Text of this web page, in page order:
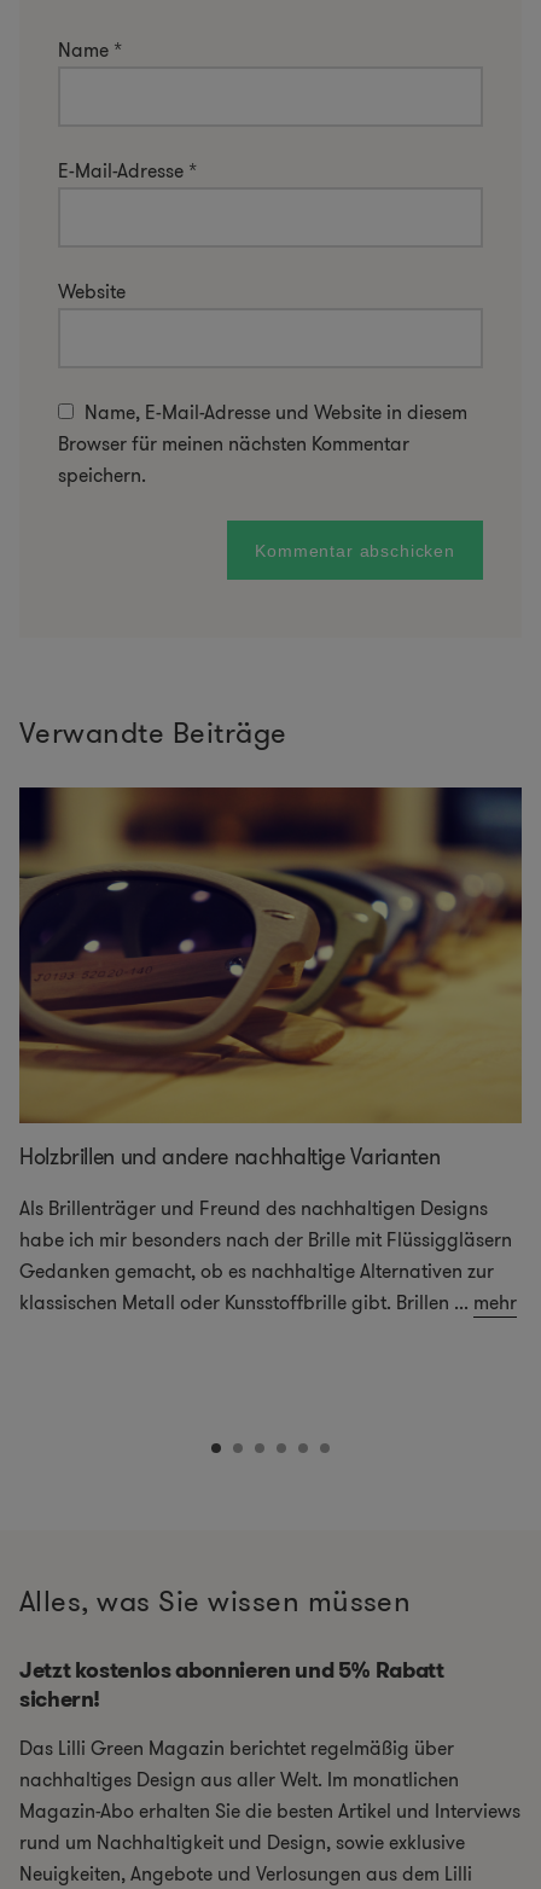
Name *
E-Mail-Adresse *
Website
Name, E-Mail-Adresse und Website in diesem
Browser für meinen nächsten Kommentar
speichern.
Verwandte Beiträge
Holzbrillen und andere nachhaltige Varianten
Als Brillenträger und Freund des nachhaltigen Designs
habe ich mir besonders nach der Brille mit Flüssiggläsern
Gedanken gemacht, ob es nachhaltige Alternativen zur
klassischen Metall oder Kunsstoffbrille gibt. Brillen ... mehr
Alles, was Sie wissen müssen
Jetzt kostenlos abonnieren und 5% Rabatt
sichern!
Das Lilli Green Magazin berichtet regelmäßig über
nachhaltiges Design aus aller Welt. Im monatlichen
Magazin-Abo erhalten Sie die besten Artikel und Interviews
rund um Nachhaltigkeit und Design, sowie exklusive
Neuigkeiten, Angebote und Verlosungen aus dem Lilli